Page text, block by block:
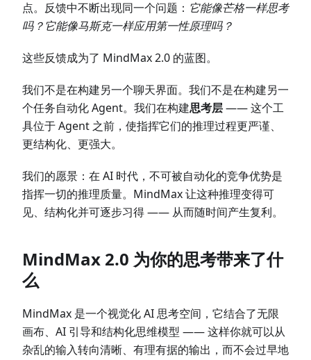
点。反馈中不断出现同一个问题： 它能像芒格一样思考
吗？它能像马斯克一样应用第一性原理吗？
这些反馈成为了 MindMax 2.0 的蓝图。
我们不是在构建另一个聊天界面。我们不是在构建另一
个任务自动化 Agent。我们在构建思考层—— 这个工
具位于 Agent 之前，使指挥它们的推理过程更严谨、
更结构化、更强大。
我们的愿景：在 AI 时代，不可被自动化的竞争优势是
指挥一切的推理质量。MindMax 让这种推理变得可
见、结构化并可逐步习得 —— 从而随时间产生复利。
MindMax 2.0 为你的思考带来了什
么
MindMax 是一个视觉化 AI 思考空间，它结合了无限
画布、AI 引导和结构化思维模型 —— 这样你就可以从
杂乱的输入转向清晰、有理有据的输出，而不会过早地